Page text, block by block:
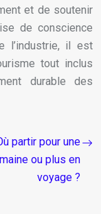
et de soutenir
de conscience
l’industrie, il est
tout inclus
durable des
partir pour une
ou plus en
voyage ?